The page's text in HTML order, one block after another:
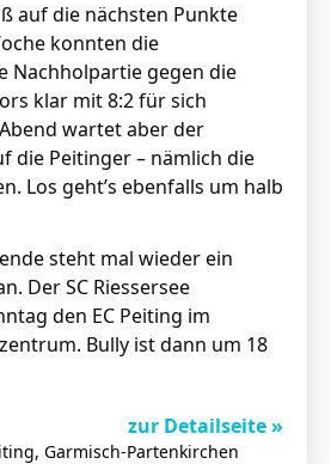
auf die nächsten Punkte
konnten die
Nachholpartie gegen die
klar mit 8:2 für sich
wartet aber der
die Peitinger – nämlich die
Los geht’s ebenfalls um halb
steht mal wieder ein
Der SC Riessersee
den EC Peiting im
Bully ist dann um 18
zur Detailseite »
Garmisch-Partenkirchen